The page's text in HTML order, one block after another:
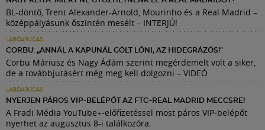
BL-döntő, Trent Alexander-Arnold, Mourinho és a Real Madrid –
középpályásunk őszintén mesélt – INTERJÚ!
LABDARÚGÁS
CORBU: „ANNÁL A KAPUNÁL GÓLT LŐNI, AZ HIDEGRÁZÓS!"
Corbu Máriusz és Nagy Ádám szerint megérdemelt volt a siker,
de a továbbjutásért még meg kell dolgozni – VIDEÓ
LABDARÚGÁS
NYERJEN PÁROS VIP-BELÉPŐT AZ FTC–REAL MADRID MECCSRE!
A Fradi Média YouTube+-előfizetéssel most páros VIP-belépőt
nyerhet az augusztus 8-i találkozóra.